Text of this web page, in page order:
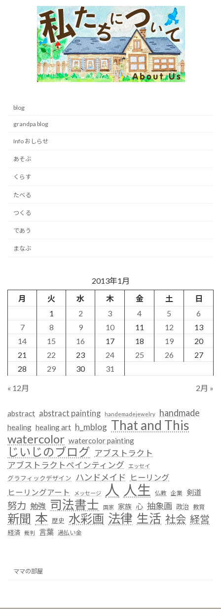
blog
grandpa blog
Info おしらせ
あそぶ
くらす
たべる
つくる
であう
まなぶ
2013年1月
月
火 水 木 金 土
日
1
2 3 4 5
6
7
8 9 10 11 12
13
14
15 16 17 18 19
20
21
22 23 24 25 26
27
28
29 30 31
« 12月 2月 »
abstract abstract painting handemadejewelry handmade
healing healing art h_mblog That and This
watercolor watercolor painting
じいじのブログ アブストラクト
アブストラクトペインティング
エッセイ
グラフィックデザイン ハンドメイド ヒーリング
ヒーリングアート メッセージ 人 人生 仏教 企業 剣道
努力 勉強 司法書士 国家 家族 心 抽象画 政治 教育
新聞 本 歴史 水彩画 法律 生活 社会 経営
経済 裁判 言葉 過払い金
ママの部屋